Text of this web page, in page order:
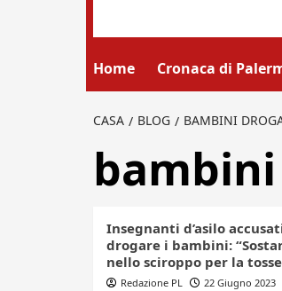
Home Cronaca di
CASA BLOG BAMBINI
Insegnanti d’asilo
drogare i bambini:
nello sciroppo per la
Redazione PL 22 Giugno 2023